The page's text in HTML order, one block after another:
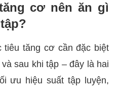
cơ nên ăn gì
tăng cơ cần đặc biệt
sau khi tập – đây là hai
ưu hiệu suất tập luyện,